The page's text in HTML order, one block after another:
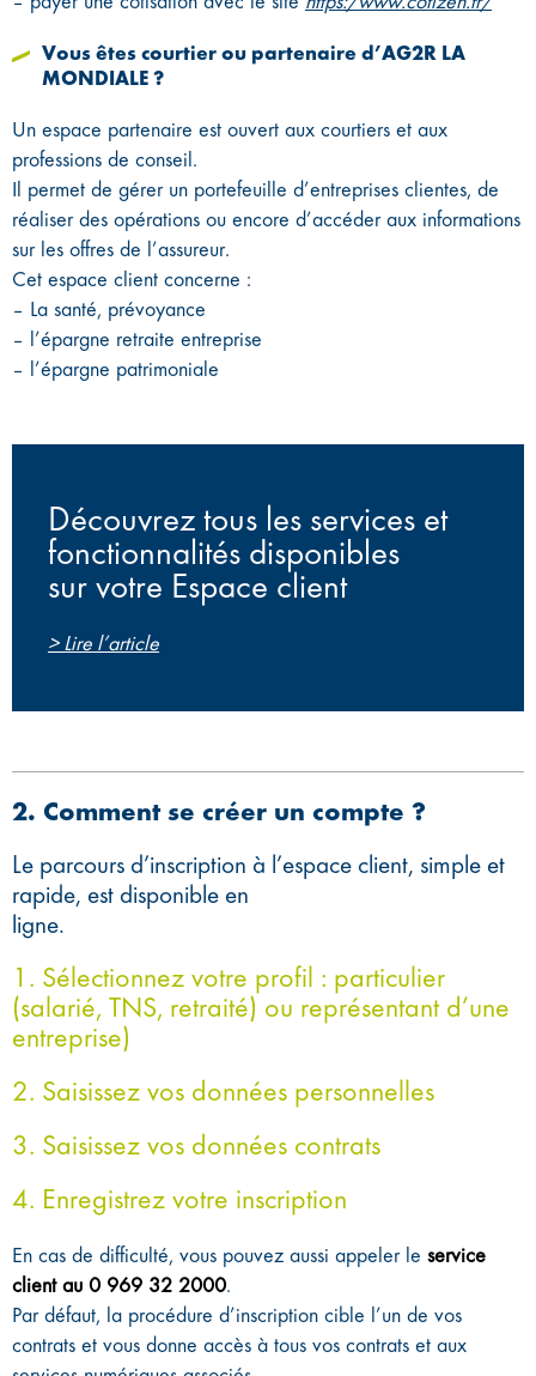
Vous êtes courtier ou partenaire d’AG2R LA
MONDIALE ?
Un espace partenaire est ouvert aux courtiers et aux
professions de conseil.
Il permet de gérer un portefeuille d’entreprises clientes, de
réaliser des opérations ou encore d’accéder aux informations
sur les offres de l’assureur.
Cet espace client concerne :
– La santé, prévoyance
– l’épargne retraite entreprise
– l’épargne patrimoniale
Découvrez tous les services et
fonctionnalités disponibles
sur votre Espace client
> Lire l’article
2. Comment se créer un compte ?
Le parcours d’inscription à l’espace client, simple et
rapide, est disponible en
ligne.
1. Sélectionnez votre profil : particulier
(salarié, TNS, retraité) ou représentant d’une
entreprise)
2. Saisissez vos données personnelles
3. Saisissez vos données contrats
4. Enregistrez votre inscription
En cas de difficulté, vous pouvez aussi appeler le service
client au 0 969 32 2000.
Par défaut, la procédure d’inscription cible l’un de vos
contrats et vous donne accès à tous vos contrats et aux